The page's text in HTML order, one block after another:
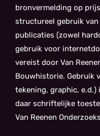
bronvermelding op
structureel gebruik
publicaties (zowel
gebruik voor
vereist door Van
Bouwhistorie. Gebruik
tekening, graphic, e.d.)
daar schriftelijke
Van Reenen